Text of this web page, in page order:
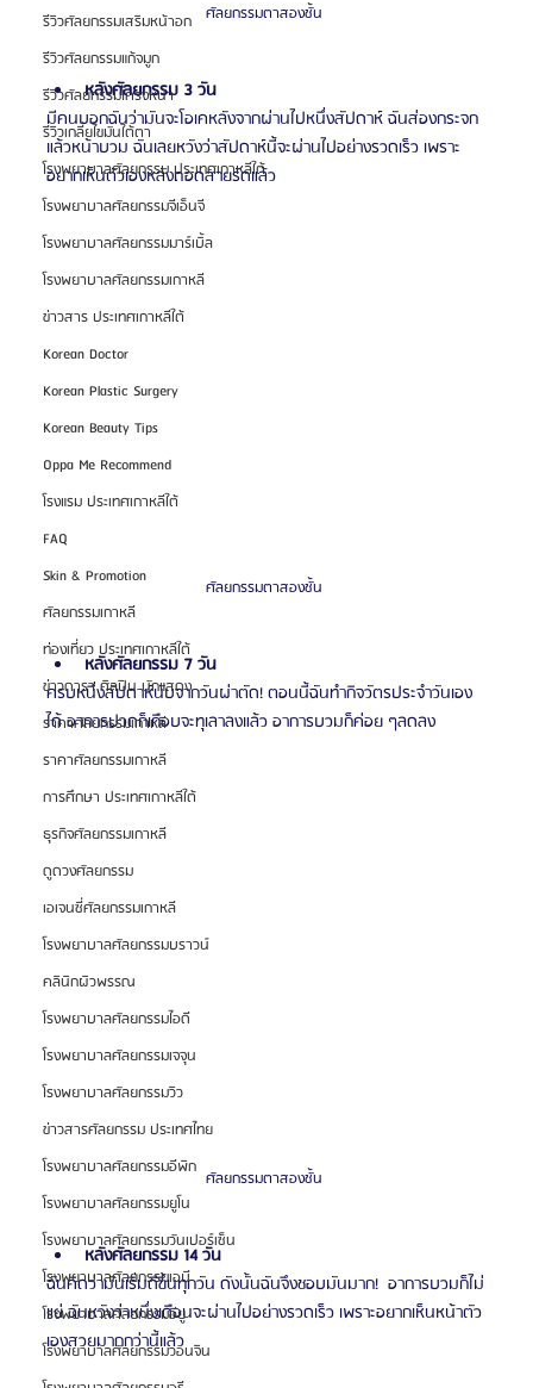
รีวิวศัลยกรรมเสริมหน้าอก
รีวิวศัลยกรรมแก้จมูก
รีวิวศัลยกรรมโครงหน้า
รีวิวเกลี่ยไขมันใต้ตา
โรงพยาบาลศัลยกรรม ประเทศเกาหลีใต้
โรงพยาบาลศัลยกรรมจีเอ็นจี
โรงพยาบาลศัลยกรรมมาร์เบิ้ล
โรงพยาบาลศัลยกรรมเกาหลี
ข่าวสาร ประเทศเกาหลีใต้
Korean Doctor
Korean Plastic Surgery
Korean Beauty Tips
Oppa Me Recommend
โรงแรม ประเทศเกาหลีใต้
FAQ
Skin & Promotion
ศัลยกรรมเกาหลี
ท่องเที่ยว ประเทศเกาหลีใต้
ข่าวดารา ศิลปิน นักแสดง
ราคาศัลยกรรมเกาหลี
ราคาศัลยกรรมเกาหลี
การศึกษา ประเทศเกาหลีใต้
ธุรกิจศัลยกรรมเกาหลี
ดูดวงศัลยกรรม
เอเจนซี่ศัลยกรรมเกาหลี
โรงพยาบาลศัลยกรรมบราวน์
คลินิกผิวพรรณ
โรงพยาบาลศัลยกรรมไอดี
โรงพยาบาลศัลยกรรมเจจุน
โรงพยาบาลศัลยกรรมวิว
ข่าวสารศัลยกรรม ประเทศไทย
โรงพยาบาลศัลยกรรมอีพิก
โรงพยาบาลศัลยกรรมยูโน
โรงพยาบาลศัลยกรรมวันเปอร์เซ็น
โรงพยาบาลศัลยกรรมเอบี
โรงพยาบาลศัลยกรรมอียู
โรงพยาบาลศัลยกรรมวอนจิน
ศัลยกรรมตาสองชั้น
หลังศัลยกรรม 3 วัน
มีคนบอกฉันว่ามันจะโอเคหลังจากผ่านไปหนึ่งสัปดาห์ ฉันส่องกระจก
แล้วหน้าบวม ฉันเลยหวังว่าสัปดาห์นี้จะผ่านไปอย่างรวดเร็ว เพราะ
อยากเห็นตัวเองหลังถอดสายรัดแล้ว
ศัลยกรรมตาสองชั้น
หลังศัลยกรรม 7 วัน
ครบหนึ่งสัปดาห์นับจากวันผ่าตัด! ตอนนี้ฉันทำกิจวัตรประจำวันเอง
ได้ อาการปวดก็เกือบจะทุเลาลงแล้ว อาการบวมก็ค่อย ๆลดลง
ศัลยกรรมตาสองชั้น
หลังศัลยกรรม 14 วัน
ฉันคิดว่ามันเริ่มดีขึ้นทุกวัน ดังนั้นฉันจึงชอบมันมาก!  อาการบวมก็ไม่
แย่ ฉันหวังว่าหนึ่งเดือนจะผ่านไปอย่างรวดเร็ว เพราะอยากเห็นหน้าตัว
เองสวยมากกว่านี้แล้ว